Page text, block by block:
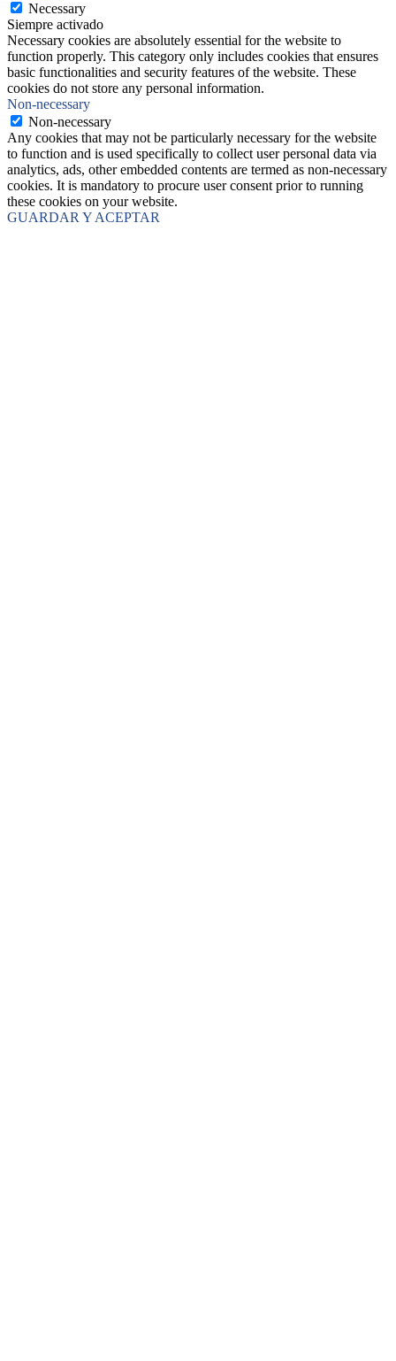
Necessary
Siempre activado
Necessary cookies are absolutely essential for the website to
function properly. This category only includes cookies that ensures
basic functionalities and security features of the website. These
cookies do not store any personal information.
Non-necessary
Non-necessary
Any cookies that may not be particularly necessary for the website
to function and is used specifically to collect user personal data via
analytics, ads, other embedded contents are termed as non-necessary
cookies. It is mandatory to procure user consent prior to running
these cookies on your website.
GUARDAR Y ACEPTAR